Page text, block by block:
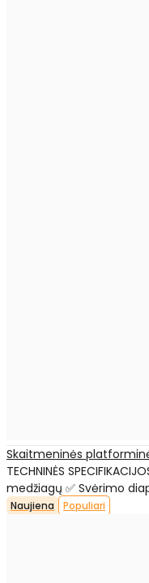
Skaitmeninės
TECHNINĖS
medžiagų ✅ Svėrimo
Naujiena Populiari